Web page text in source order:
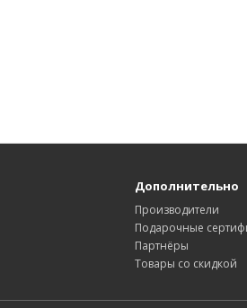
Дополнительно
Производители
Подарочные
Партнёры
Товары со скидкой